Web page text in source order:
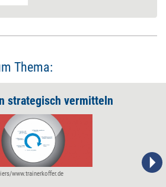
Thema:
strategisch vermitteln
www.trainerkoffer.de